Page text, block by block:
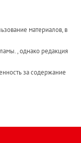
материалов, в
, однако редакция
за содержание